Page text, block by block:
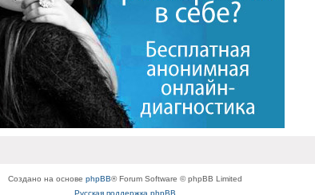
Создано на основе phpBB® Forum Software © phpBB Limited
Русская поддержка phpBB